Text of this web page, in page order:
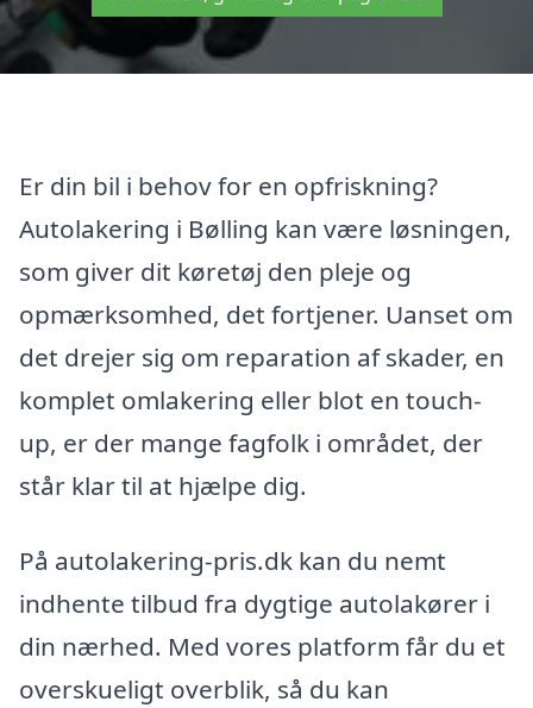
Er din bil i behov for en opfriskning?
Autolakering i Bølling kan være løsningen,
som giver dit køretøj den pleje og
opmærksomhed, det fortjener. Uanset om
det drejer sig om reparation af skader, en
komplet omlakering eller blot en touch-
up, er der mange fagfolk i området, der
står klar til at hjælpe dig.
På autolakering-pris.dk kan du nemt
indhente tilbud fra dygtige autolakører i
din nærhed. Med vores platform får du et
overskueligt overblik, så du kan